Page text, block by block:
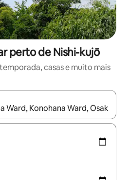
perto de Nishi-kujō
casas e muito mais
disponíveis, explore-os